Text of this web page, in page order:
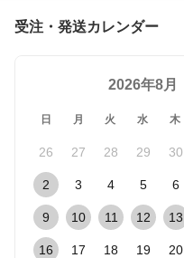
受注・発送カレンダー
2026年8月
日 月 火 水 木
26 27 28 29 30
2 3 4 5 6
9 10 11 12 13
16 17 18 19 20